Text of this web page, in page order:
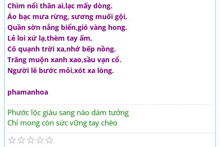
Chìm nổi thân ai,lạc mấy dòng.
Áo bạc mưa rừng, sương muối gội,
Quần sờn nắng biển,gió vàng hong.
Lẻ loi xứ lạ,thèm tay ấm,
Cô quạnh trời xa,nhớ bếp nồng.
Trăng muộn xanh xao,sầu vạn cổ.
Người lê bước mỏi,xót xa lòng.
phamanhoa
Phước lộc giàu sang nào dám tưởng
Chỉ mong còn sức vững tay chèo
☆
☆
☆
☆
☆